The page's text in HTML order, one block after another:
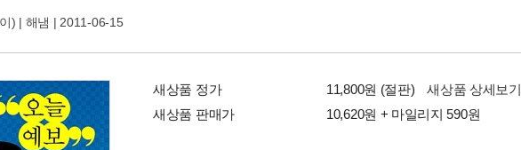
) | 해냄 | 2011-06-15
새상품 정가 11,800원 (절판)
새상품 상세보기
새상품 판매가
10,620원 + 마일리지 590원